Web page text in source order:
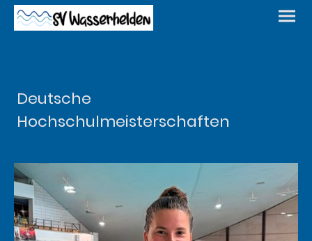
Deutsche
Hochschulmeisterschaften